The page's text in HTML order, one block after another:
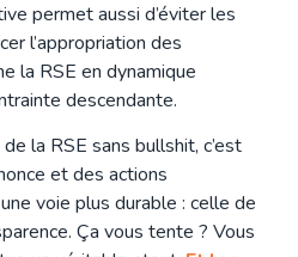
permet aussi d’éviter les
l’appropriation des
la RSE en dynamique
descendante.
la RSE sans bullshit, c’est
et des actions
voie plus durable : celle de
Ça vous tente ? Vous